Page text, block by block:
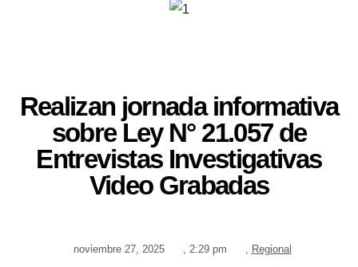
Realizan jornada informativa
sobre Ley N° 21.057 de
Entrevistas Investigativas
Video Grabadas
noviembre 27, 2025 2:29 pm Regional